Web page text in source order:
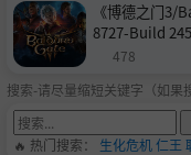
《博德之门3/
8727-Build
478
搜索-请尽量缩短关键字（如果
🔥 热门搜索： 生化危机仁王